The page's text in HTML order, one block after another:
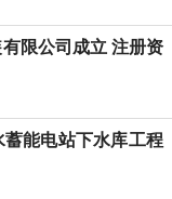
限公司成立 注册资
能电站下水库工程